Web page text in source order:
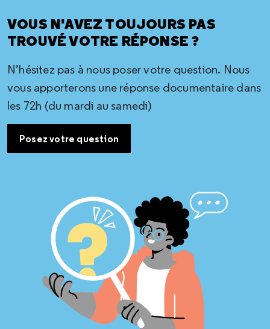
VOUS N'AVEZ TOUJOURS PAS
TROUVÉ VOTRE RÉPONSE ?
N’hésitez pas à nous poser votre question. Nous
vous apporterons une réponse documentaire dans
les 72h (du mardi au samedi)
Posez votre question